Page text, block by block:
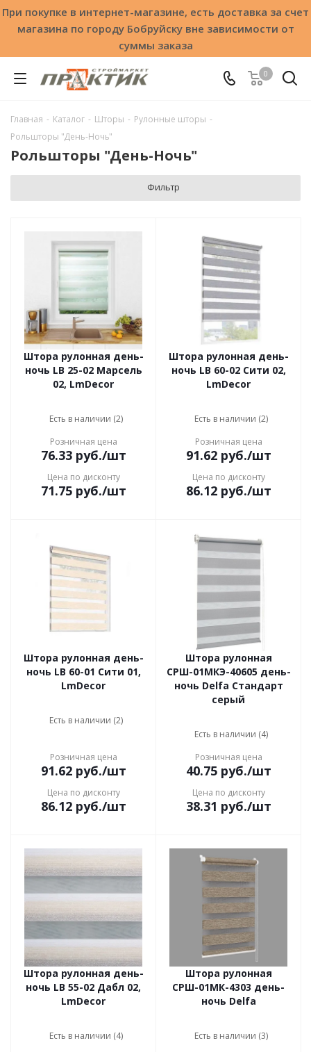
При покупке в интернет-магазине, есть доставка за счет
магазина по городу Бобруйску вне зависимости от
суммы заказа
0
Главная - Каталог - Шторы - Рулонные шторы -
Рольшторы "День-Ночь"
Рольшторы "День-Ночь"
Фильтр
Штора рулонная день-
ночь LB 25-02 Марсель
02, LmDecor
Есть в наличии (2)
Розничная цена
76.33руб./шт
Цена по дисконту
71.75руб./шт
Штора рулонная день-
ночь LB 60-02 Сити 02,
LmDecor
Есть в наличии (2)
Розничная цена
91.62руб./шт
Цена по дисконту
86.12руб./шт
Штора рулонная день-
ночь LB 60-01 Сити 01,
LmDecor
Есть в наличии (2)
Розничная цена
91.62руб./шт
Цена по дисконту
86.12руб./шт
Штора рулонная
СРШ-01МКЭ-40605 день-
ночь Delfa Стандарт
серый
Есть в наличии (4)
Розничная цена
40.75руб./шт
Цена по дисконту
38.31 руб./шт
Штора рулонная день-
ночь LB 55-02 Дабл 02,
LmDecor
Есть в наличии (4)
Штора рулонная
СРШ-01МК-4303 день-
ночь Delfa
Есть в наличии (3)